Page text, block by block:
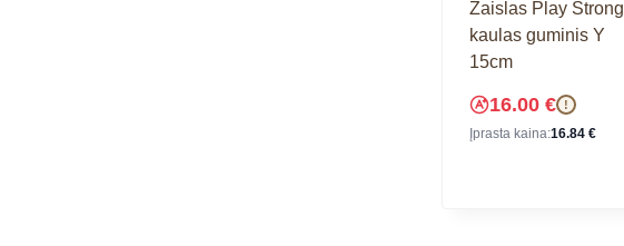
Žaislas Play Strong
kaulas guminis Y
15cm
16.00 € !
Įprasta kaina:16.84 €